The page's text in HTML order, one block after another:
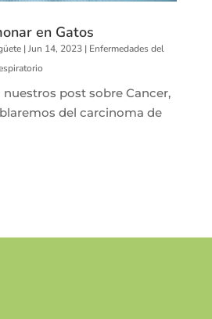
en Gatos
|Jun 14, 2023| Enfermedades del
post sobre Cancer,
del carcinoma de